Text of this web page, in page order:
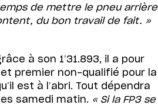
de mettre le pneu arrière
du bon travail de fait. »
à son 1’31.893, il a pour
et premier non-qualifié pour la
est à l’abri. Tout dépendra
samedi matin. « Si la FP3 se